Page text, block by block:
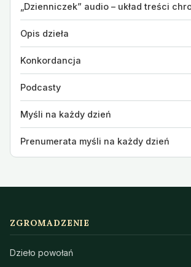
„Dzienniczek” audio – układ treści
Opis dzieła
Konkordancja
Podcasty
Myśli na każdy dzień
Prenumerata myśli na każdy dzień
ZGROMADZENIE
Dzieło powołań